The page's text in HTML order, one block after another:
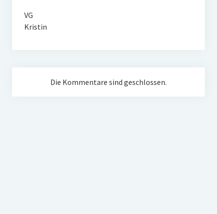
VG
Kristin
Die Kommentare sind geschlossen.